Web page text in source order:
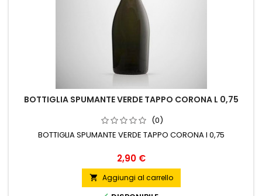
BOTTIGLIA SPUMANTE VERDE TAPPO CORONA L 0,75
(0)
BOTTIGLIA SPUMANTE VERDE TAPPO CORONA l 0,75
Prezzo
2,90 €
 Aggiungi al carrello